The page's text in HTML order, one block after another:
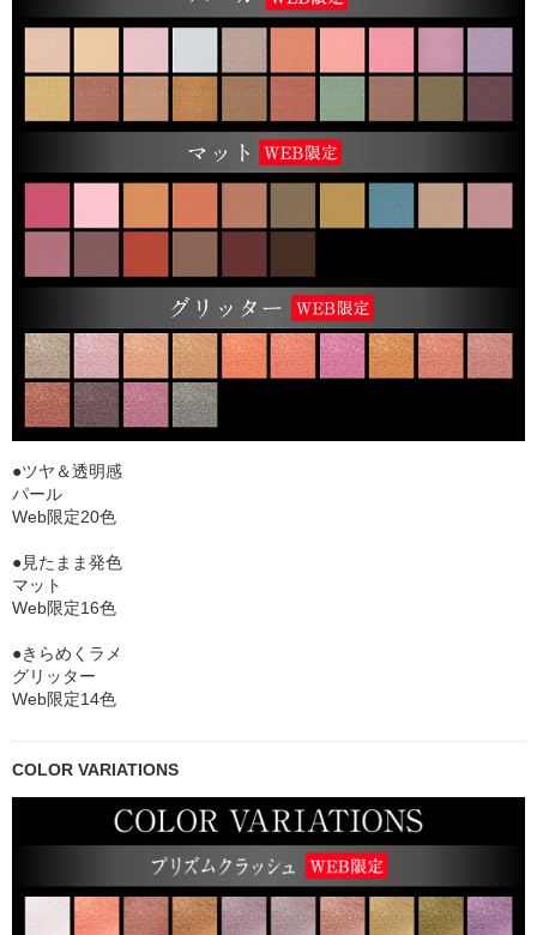
●ツヤ＆透明感
パール
Web限定20色
●見たまま発色
マット
Web限定16色
●きらめくラメ
グリッター
Web限定14色
COLOR VARIATIONS